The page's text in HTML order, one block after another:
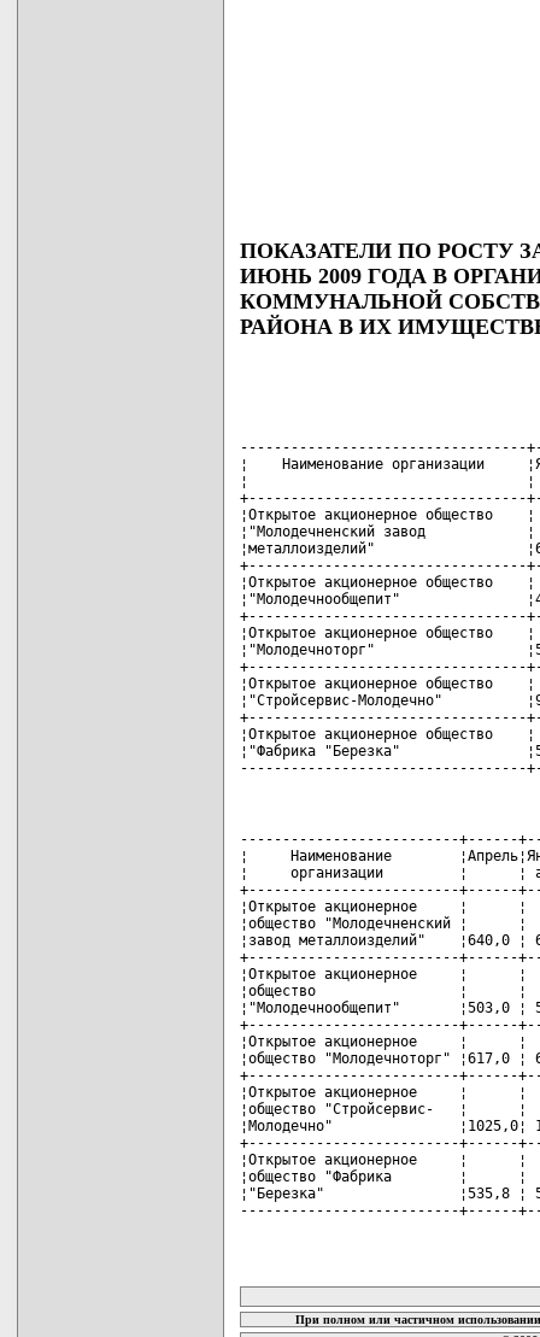
ПОКАЗАТЕЛИ ПО РОСТУ
ИЮНЬ 2009 ГОДА В
КОММУНАЛЬНОЙ
РАЙОНА В ИХ
----------------------------------
¦    Наименование организации
¦                                 ¦
+---------------------------------
¦Открытое акционерное
¦"Молодечненский завод
¦металлоизделий"
+---------------------------------
¦Открытое акционерное
¦"Молодечнообщепит"
+---------------------------------
¦Открытое акционерное
¦"Молодечноторг"
+---------------------------------
¦Открытое акционерное
¦"Стройсервис-Молодечно"
+---------------------------------
¦Открытое акционерное
¦"Фабрика "Березка"
----------------------------------
--------------------------+------
¦     Наименование
¦     организации         ¦      ¦
+-------------------------+------
¦Открытое акционерное
¦общество
¦завод металлоизделий"    ¦640,0
+-------------------------+------
¦Открытое акционерное
¦общество                 ¦
¦"Молодечнообщепит"       ¦503,0
+-------------------------+------
¦Открытое акционерное
¦общество "Молодечноторг"
+-------------------------+------
¦Открытое акционерное
¦общество "Стройсервис-
¦Молодечно"               ¦1025,0¦
+-------------------------+------
¦Открытое акционерное
¦общество "Фабрика        ¦
¦"Березка"                ¦535,8 ¦
--------------------------+------
При полном или частичном